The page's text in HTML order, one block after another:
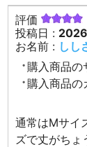
評価
投稿日 :
お名前 : しし
購入商品の
購入商品の
通常はМサイ
ズで丈がちょ